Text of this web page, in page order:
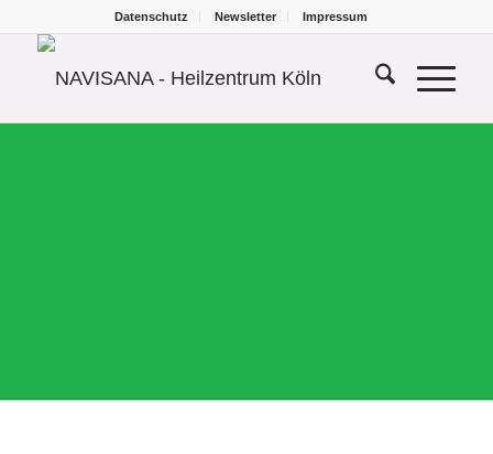
Datenschutz Newsletter Impressum